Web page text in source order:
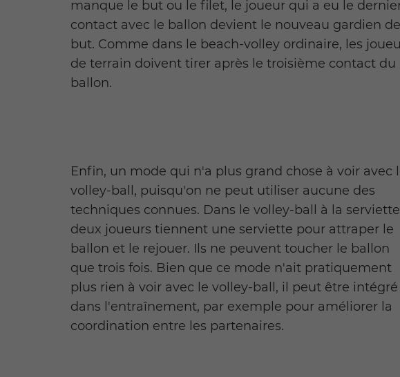
manque le but ou le filet, le joueur qui a eu le
contact avec le ballon devient le nouveau gardien
but. Comme dans le beach-volley ordinaire, les
de terrain doivent tirer après le troisième contact du
ballon.
Enfin, un mode qui n'a plus grand chose à voir avec
volley-ball, puisqu'on ne peut utiliser aucune des
techniques connues. Dans le volley-ball à la
deux joueurs tiennent une serviette pour attraper le
ballon et le rejouer. Ils ne peuvent toucher le ballon
que trois fois. Bien que ce mode n'ait pratiquement
plus rien à voir avec le volley-ball, il peut être intégré
dans l'entraînement, par exemple pour améliorer la
coordination entre les partenaires.